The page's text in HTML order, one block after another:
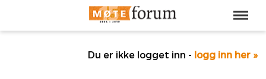
Du er ikke logget inn - logg inn her »